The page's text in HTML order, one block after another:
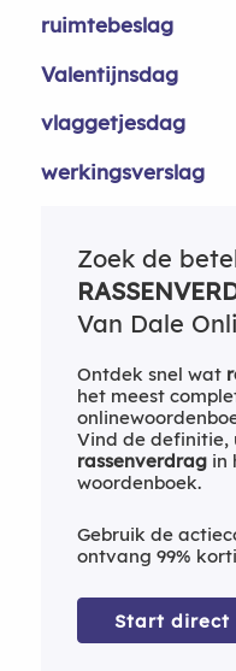
ruimtebeslag
Valentijnsdag
vlaggetjesdag
werkingsverslag
Zoek de
Van Dale
Ontdek snel wat
het meest
Vind de definitie,
rassenverdragin
woordenboek.
Gebruik de
ontvang 99%
Start direct